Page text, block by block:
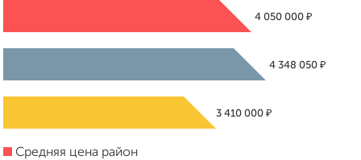
4 050 000₽
4 348 050 ₽
3 410 000₽
Средняя цена район